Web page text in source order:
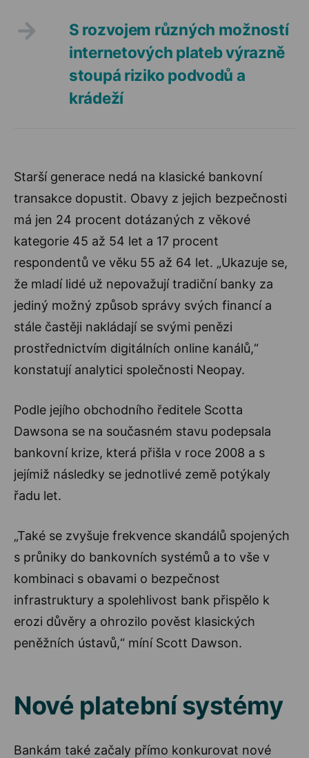
S rozvojem různých možností
internetových plateb výrazně
stoupá riziko podvodů a
krádeží
Starší generace nedá na klasické bankovní
transakce dopustit. Obavy z jejich bezpečnosti
má jen 24 procent dotázaných z věkové
kategorie 45 až 54 let a 17 procent
respondentů ve věku 55 až 64 let. „Ukazuje se,
že mladí lidé už nepovažují tradiční banky za
jediný možný způsob správy svých financí a
stále častěji nakládají se svými penězi
prostřednictvím digitálních online kanálů,“
konstatují analytici společnosti Neopay.
Podle jejího obchodního ředitele Scotta
Dawsona se na současném stavu podepsala
bankovní krize, která přišla v roce 2008 a s
jejímiž následky se jednotlivé země potýkaly
řadu let.
„Také se zvyšuje frekvence skandálů spojených
s průniky do bankovních systémů a to vše v
kombinaci s obavami o bezpečnost
infrastruktury a spolehlivost bank přispělo k
erozi důvěry a ohrozilo pověst klasických
peněžních ústavů,“ míní Scott Dawson.
Nové platební systémy
Bankám také začaly přímo konkurovat nové